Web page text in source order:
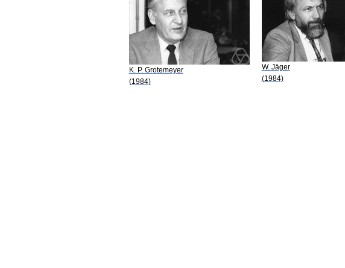
K. P. Grotemeyer
(1984)
W. Jäger
(1984)